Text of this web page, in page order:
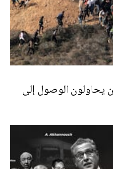
يحاولون الوصول إلى